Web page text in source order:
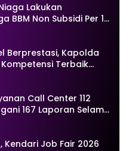
Lakukan
BBM Non Subsidi Per 1
Berprestasi, Kapolda
Terbaik
Call Center 112
167 Laporan Selama
Kendari Job Fair 2026